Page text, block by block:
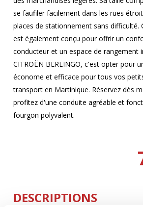
se faufiler facilement dans les rues
places de stationnement sans difficulté.
est également conçu pour offrir un
conducteur et un espace de rangement
CITROËN BERLINGO, c'est opter pour
économe et efficace pour tous vos
transport en Martinique. Réservez dès
profitez d'une conduite agréable et
fourgon polyvalent.
DESCRIPTIONS